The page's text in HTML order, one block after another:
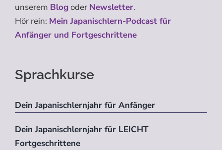
unserem Blogoder Newsletter.
Hör rein: Mein Japanischlern-Podcast für
Anfänger und Fortgeschrittene
Sprachkurse
Dein Japanischlernjahr für Anfänger
Dein Japanischlernjahr für LEICHT
Fortgeschrittene